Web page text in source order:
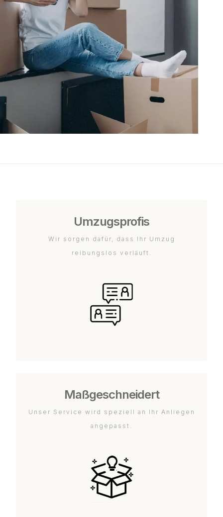
Umzugsprofis
Wir sorgen dafür, dass Ihr Umzug
reibungslos verläuft.
Maßgeschneidert
Unser Service wird speziell an Ihr Anliegen
angepasst.